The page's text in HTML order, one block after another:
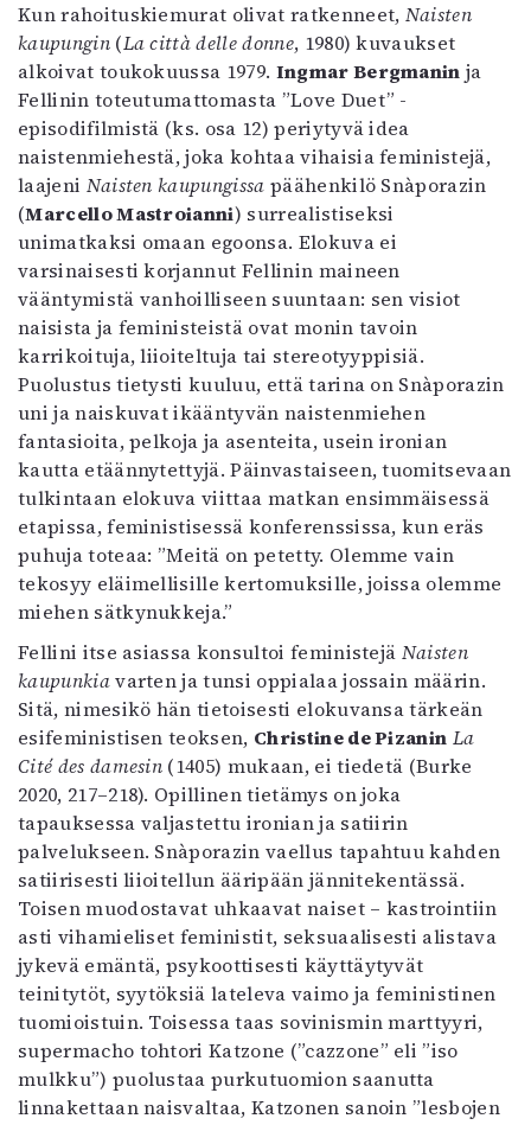
Kun rahoituskiemurat olivat ratkenneet, Naisten
kaupungin(La città delle donne, 1980) kuvaukset
alkoivat toukokuussa 1979. Ingmar Bergmanin ja
Fellinin toteutumattomasta ”Love Duet” -
episodifilmistä (ks. osa 12) periytyvä idea
naistenmiehestä, joka kohtaa vihaisia feministejä,
laajeni Naisten kaupungissa päähenkilö Snàporazin
(Marcello Mastroianni) surrealistiseksi
unimatkaksi omaan egoonsa. Elokuva ei
varsinaisesti korjannut Fellinin maineen
vääntymistä vanhoilliseen suuntaan: sen visiot
naisista ja feministeistä ovat monin tavoin
karrikoituja, liioiteltuja tai stereotyyppisiä.
Puolustus tietysti kuuluu, että tarina on Snàporazin
uni ja naiskuvat ikääntyvän naistenmiehen
fantasioita, pelkoja ja asenteita, usein ironian
kautta etäännytettyjä. Päinvastaiseen, tuomitsevaan
tulkintaan elokuva viittaa matkan ensimmäisessä
etapissa, feministisessä konferenssissa, kun eräs
puhuja toteaa: ”Meitä on petetty. Olemme vain
tekosyy eläimellisille kertomuksille, joissa olemme
miehen sätkynukkeja.”
Fellini itse asiassa konsultoi feministejä Naisten
kaupunkiavarten ja tunsi oppialaa jossain määrin.
Sitä, nimesikö hän tietoisesti elokuvansa tärkeän
esifeministisen teoksen, Christine de Pizanin La
Cité des damesin (1405) mukaan, ei tiedetä (Burke
2020, 217–218). Opillinen tietämys on joka
tapauksessa valjastettu ironian ja satiirin
palvelukseen. Snàporazin vaellus tapahtuu kahden
satiirisesti liioitellun ääripään jännitekentässä.
Toisen muodostavat uhkaavat naiset – kastrointiin
asti vihamieliset feministit, seksuaalisesti alistava
jykevä emäntä, psykoottisesti käyttäytyvät
teinitytöt, syytöksiä lateleva vaimo ja feministinen
tuomioistuin. Toisessa taas sovinismin marttyyri,
supermacho tohtori Katzone (”cazzone” eli ”iso
mulkku”) puolustaa purkutuomion saanutta
linnakettaan naisvaltaa, Katzonen sanoin ”lesbojen